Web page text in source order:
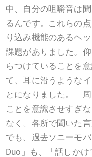
中、自分の咀嚼音は
るんです。これらの
り込み機能のあるヘ
課題がありました。
らつけていることを
て、耳に沿うような
とになりました。「
ことを意識させすぎ
なく、各所で聞いた
でも、過去ソニーモ
Duo」も、「話しか